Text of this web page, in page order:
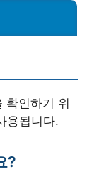
확인하기 위
용됩니다.
?